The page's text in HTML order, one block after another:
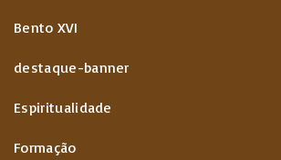
Bento XVI
destaque-banner
Espiritualidade
Formação